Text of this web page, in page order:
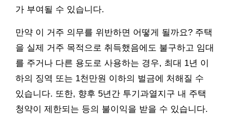
가 부여될 수 있습니다.
만약 이 거주 의무를 위반하면 어떻게 될까요? 주택
을 실제 거주 목적으로 취득했음에도 불구하고 임대
를 주거나 다른 용도로 사용하는 경우, 최대 1년 이
하의 징역 또는 1천만원 이하의 벌금에 처해질 수
있습니다. 또한, 향후 5년간 투기과열지구 내 주택
청약이 제한되는 등의 불이익을 받을 수 있습니다.